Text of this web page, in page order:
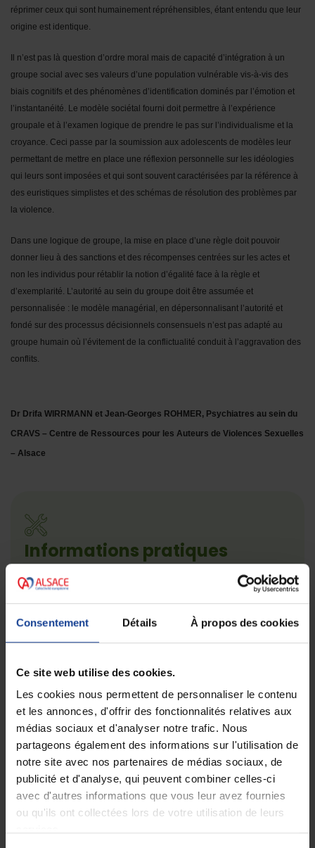
Consentement Détails À propos des cookies
Ce site web utilise des cookies.
Les cookies nous permettent de personnaliser le contenu
et les annonces, d'offrir des fonctionnalités relatives aux
médias sociaux et d'analyser notre trafic. Nous
partageons également des informations sur l'utilisation de
notre site avec nos partenaires de médias sociaux, de
publicité et d'analyse, qui peuvent combiner celles-ci
avec d'autres informations que vous leur avez fournies
ou qu'ils ont collectées lors de votre utilisation de leurs
réprimer ceux qui sont humainement répréhensibles, étant entendu que leur
origine est identique.
Il n’est pas là question d’ordre moral mais de capacité d’intégration à un
groupe social avec ses valeurs d’une population vulnérable vis-à-vis des
biais cognitifs et des phénomènes d’identification dominés par l’émotion et
l’instantanéité. Le modèle sociétal fourni doit permettre à l’expérience
groupale et à l’examen logique de prendre le pas sur l’individualisme et la
croyance. Ceci passe par la soumission aux adolescents de modèles leur
permettant de mettre en place une réflexion personnelle sur les idéologies
qui leurs sont imposées et qui sont souvent caractérisées par la référence à
des euristiques simplistes et des schémas de résolution des problèmes par
la violence.
Dans une logique de groupe, la mise en place d’une règle doit pouvoir
donner lieu à des sanctions et des récompenses centrées sur les actes et
non les individus pour rétablir la notion d’égalité face à la règle et
d’exemplarité. L’autorité au sein du groupe doit être assumée et
personnalisée : le modèle managérial, en dépersonnalisant l’autorité et
fondé sur des processus décisionnels consensuels n’est pas adapté au
groupe humain où l’évitement de la conflictualité conduit à l’aggravation des
conflits.
Dr Drifa WIRRMANN et Jean-Georges ROHMER, Psychiatres au sein du
CRAVS – Centre de Ressources pour les Auteurs de Violences Sexuelles
– Alsace
Informations pratiques
Le café infos se déroulera le 21 Novembre 2024
de 14 heures à 17 heures au lycée Roosevelt, 17
boulevard du président Roosevelt.
Au lycée Roosevelt
:https://my.weezevent.com/adolescence-et-
phenomenes-de-groupe-violents-
comprendre-pour-prendre-en-charge
En visioconférence Zoom
:https://my.weezevent.com/adolescence-et-
phenomenes-de-groupe-violents-v